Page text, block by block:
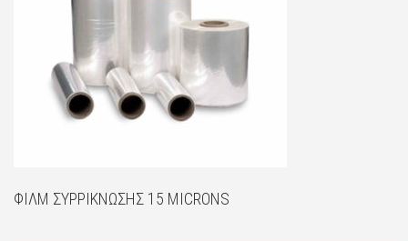
ΦΊΛΜ ΣΥΡΡΊΚΝΩΣΗΣ 15 MICRONS